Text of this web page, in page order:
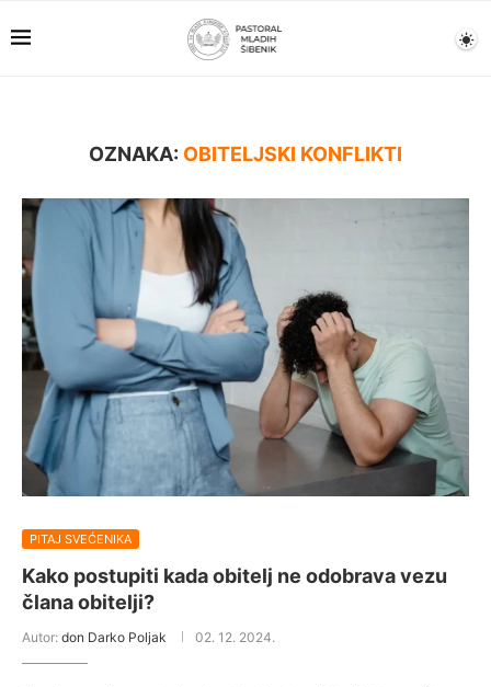
OZNAKA: OBITELJSKI KONFLIKTI
PITAJ SVEĆENIKA
Kako postupiti kada obitelj ne odobrava vezu
člana obitelji?
Autor: don Darko Poljak 02. 12. 2024.